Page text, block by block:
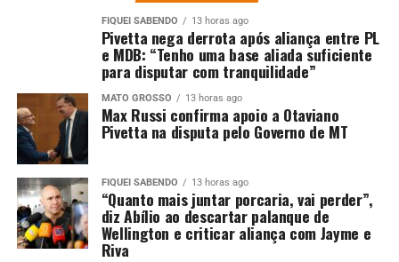
FIQUEI SABENDO 13 horas ago
Pivetta nega derrota após aliança entre PL
e MDB: “Tenho uma base aliada suficiente
para disputar com tranquilidade”
MATO GROSSO 13 horas ago
Max Russi confirma apoio a Otaviano
Pivetta na disputa pelo Governo de MT
FIQUEI SABENDO 13 horas ago
“Quanto mais juntar porcaria, vai perder”,
diz Abílio ao descartar palanque de
Wellington e criticar aliança com Jayme e
Riva